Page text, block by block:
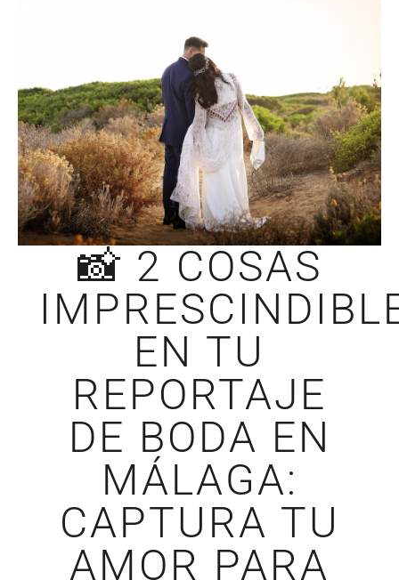
📸 2 COSAS
EN TU
REPORTAJE
DE BODA EN
MÁLAGA:
CAPTURA TU
AMOR PARA